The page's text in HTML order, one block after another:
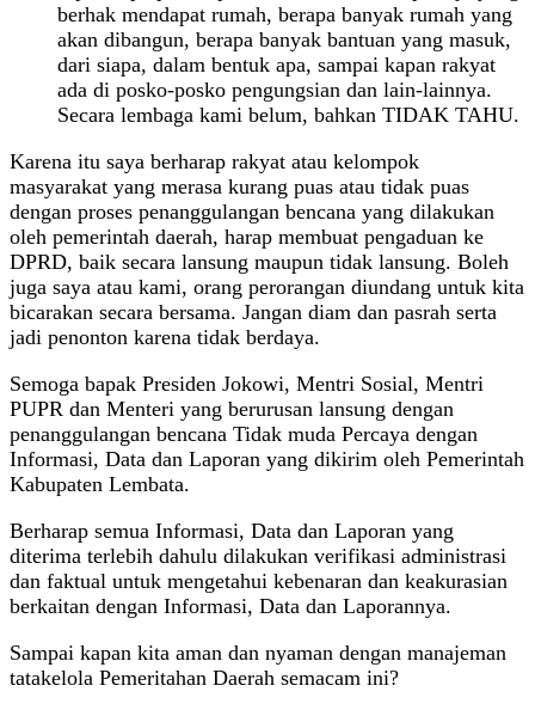
berhak mendapat rumah, berapa banyak rumah yang
akan dibangun, berapa banyak bantuan yang masuk,
dari siapa, dalam bentuk apa, sampai kapan rakyat
ada di posko-posko pengungsian dan lain-lainnya.
Secara lembaga kami belum, bahkan TIDAK TAHU.
Karena itu saya berharap rakyat atau kelompok
masyarakat yang merasa kurang puas atau tidak puas
dengan proses penanggulangan bencana yang dilakukan
oleh pemerintah daerah, harap membuat pengaduan ke
DPRD, baik secara lansung maupun tidak lansung. Boleh
juga saya atau kami, orang perorangan diundang untuk kita
bicarakan secara bersama. Jangan diam dan pasrah serta
jadi penonton karena tidak berdaya.
Semoga bapak Presiden Jokowi, Mentri Sosial, Mentri
PUPR dan Menteri yang berurusan lansung dengan
penanggulangan bencana Tidak muda Percaya dengan
Informasi, Data dan Laporan yang dikirim oleh Pemerintah
Kabupaten Lembata.
Berharap semua Informasi, Data dan Laporan yang
diterima terlebih dahulu dilakukan verifikasi administrasi
dan faktual untuk mengetahui kebenaran dan keakurasian
berkaitan dengan Informasi, Data dan Laporannya.
Sampai kapan kita aman dan nyaman dengan manajeman
tatakelola Pemeritahan Daerah semacam ini?